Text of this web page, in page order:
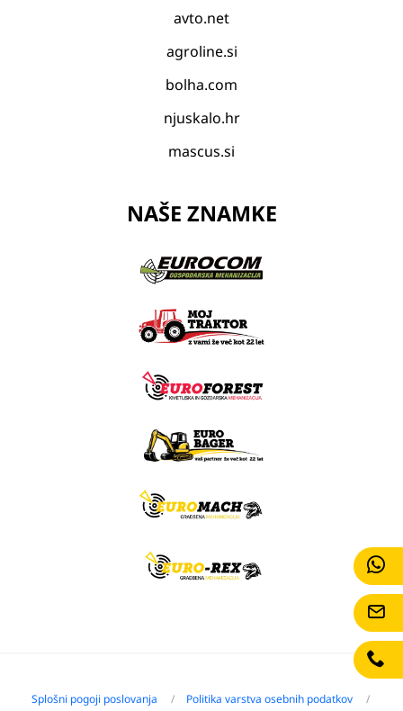
avto.net
agroline.si
bolha.com
njuskalo.hr
mascus.si
NAŠE ZNAMKE
Splošni pogoji poslovanja
Politika varstva osebnih podatkov